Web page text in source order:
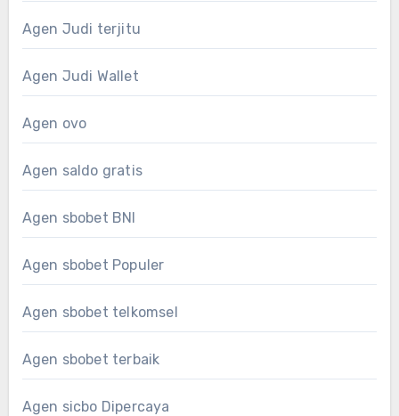
Agen Judi terjitu
Agen Judi Wallet
Agen ovo
Agen saldo gratis
Agen sbobet BNI
Agen sbobet Populer
Agen sbobet telkomsel
Agen sbobet terbaik
Agen sicbo Dipercaya